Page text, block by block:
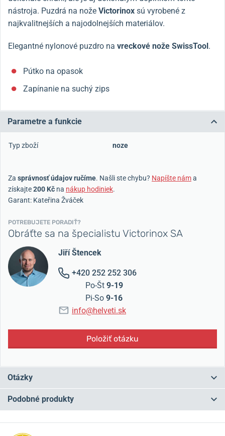
nástroja. Puzdrá na nože Victorinox sú vyrobené z
najkvalitnejších a najodolnejších materiálov.
Elegantné nylonové puzdro na vreckové nože SwissTool.
Pútko na opasok
Zapínanie na suchý zips
Parametre a funkcie
Typ zboží noze
Za správnosť údajov ručíme. Našli ste chybu? Napíšte náma
získajte200 Kč na nákup hodiniek.
Garant: Kateřina Žváček
POTREBUJETE PORADIŤ?
Obráťte sa na špecialistu Victorinox SA
Jiří Štencek
+420 252 252 306
Po-Št 9-19
Pi-So 9-16
info@helveti.sk
Položiť otázku
Otázky
Máte otázku? Zanechajte nám komentár
Podobné produkty